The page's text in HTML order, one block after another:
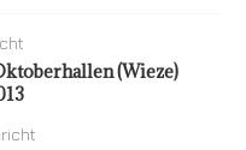
(Wieze)